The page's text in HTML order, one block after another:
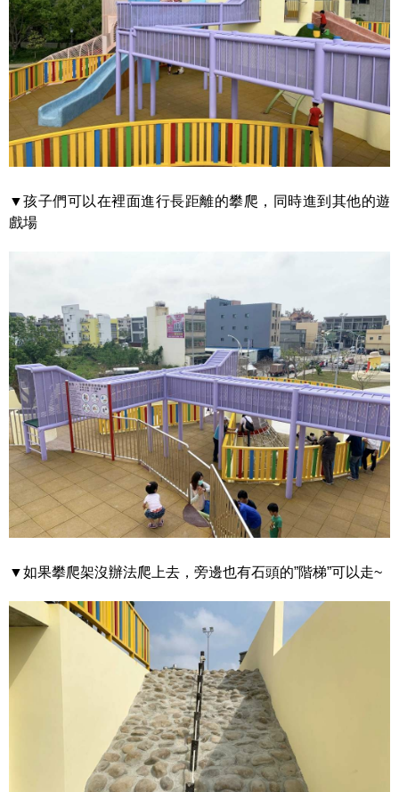
▼孩子們可以在裡面進行長距離的攀爬，同時進到其他的遊
戲場
▼如果攀爬架沒辦法爬上去，旁邊也有石頭的”階梯”可以走~